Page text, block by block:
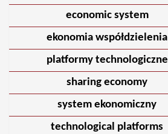
economic system
ekonomia współdzielenia
platformy technologiczne
sharing economy
system ekonomiczny
technological platforms